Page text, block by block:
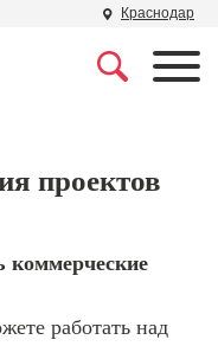
Краснодар
поисковой
продвижение
Профессия
проектов
коммерческие
работать над